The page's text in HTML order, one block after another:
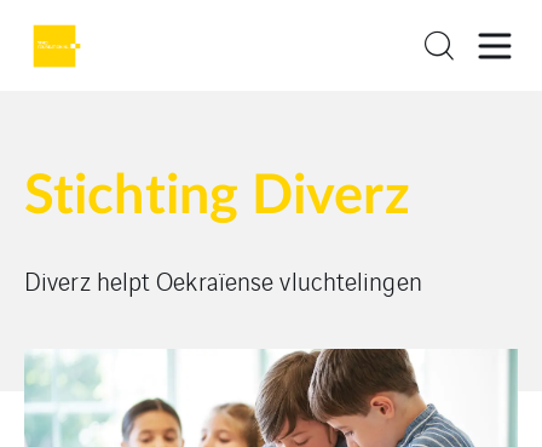
Stichting Diverz
Diverz helpt Oekraïense vluchtelingen